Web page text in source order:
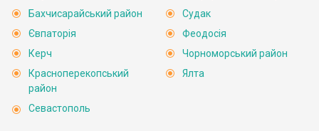
Бахчисарайський район
Євпаторія
Керч
Красноперекопський
район
Севастополь
Судак
Феодосія
Чорноморський район
Ялта